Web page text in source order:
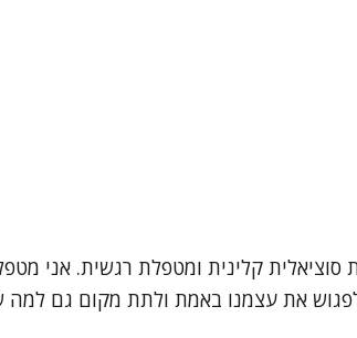
סוציאלית קלינית ומטפלת רגשית. אני
את עצמנו באמת ולתת מקום גם למה